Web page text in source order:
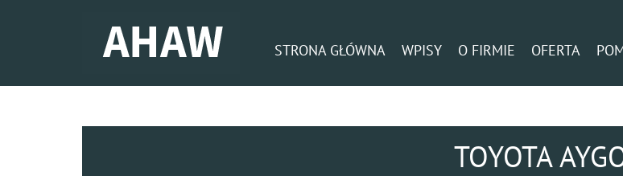
STRONA GŁÓWNA WPISY O FIRMIE OFERTA
TOYOTA